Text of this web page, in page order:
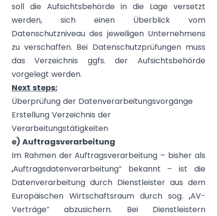
soll die Aufsichtsbehörde in die Lage versetzt
werden, sich einen Überblick vom
Datenschutzniveau des jeweiligen Unternehmens
zu verschaffen. Bei Datenschutzprüfungen muss
das Verzeichnis ggfs. der Aufsichtsbehörde
vorgelegt werden.
Next steps:
Überprüfung der Datenverarbeitungsvorgänge
Erstellung Verzeichnis der
Verarbeitungstätigkeiten
e) Auftragsverarbeitung
Im Rahmen der Auftragsverarbeitung – bisher als
„Auftragsdatenverarbeitung“ bekannt – ist die
Datenverarbeitung durch Dienstleister aus dem
Europäischen Wirtschaftsraum durch sog. „AV-
Verträge“ abzusichern. Bei Dienstleistern